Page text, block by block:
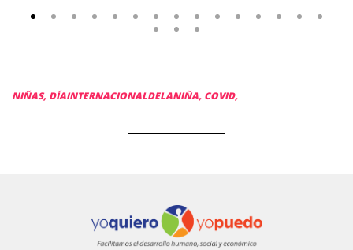
NIÑAS, DÍAINTERNACIONALDELANIÑA, COVID,